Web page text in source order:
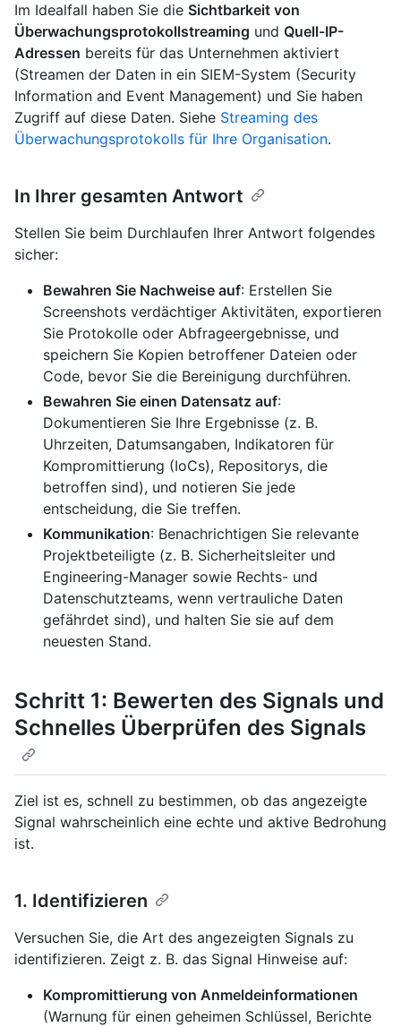
Im Idealfall haben Sie die Sichtbarkeit von
Überwachungsprotokollstreaming und Quell-IP-
Adressen bereits für das Unternehmen aktiviert
(Streamen der Daten in ein SIEM-System (Security
Information and Event Management) und Sie haben
Zugriff auf diese Daten. Siehe Streaming des
Überwachungsprotokolls für Ihre Organisation.
In Ihrer gesamten Antwort
Stellen Sie beim Durchlaufen Ihrer Antwort folgendes
sicher:
Bewahren Sie Nachweise auf: Erstellen Sie
Screenshots verdächtiger Aktivitäten, exportieren
Sie Protokolle oder Abfrageergebnisse, und
speichern Sie Kopien betroffener Dateien oder
Code, bevor Sie die Bereinigung durchführen.
Bewahren Sie einen Datensatz auf:
Dokumentieren Sie Ihre Ergebnisse (z. B.
Uhrzeiten, Datumsangaben, Indikatoren für
Kompromittierung (IoCs), Repositorys, die
betroffen sind), und notieren Sie jede
entscheidung, die Sie treffen.
Kommunikation: Benachrichtigen Sie relevante
Projektbeteiligte (z. B. Sicherheitsleiter und
Engineering-Manager sowie Rechts- und
Datenschutzteams, wenn vertrauliche Daten
gefährdet sind), und halten Sie sie auf dem
neuesten Stand.
Schritt 1: Bewerten des Signals und
Schnelles Überprüfen des Signals
Ziel ist es, schnell zu bestimmen, ob das angezeigte
Signal wahrscheinlich eine echte und aktive Bedrohung
ist.
1. Identifizieren
Versuchen Sie, die Art des angezeigten Signals zu
identifizieren. Zeigt z. B. das Signal Hinweise auf:
Kompromittierung von Anmeldeinformationen
(Warnung für einen geheimen Schlüssel, Berichte